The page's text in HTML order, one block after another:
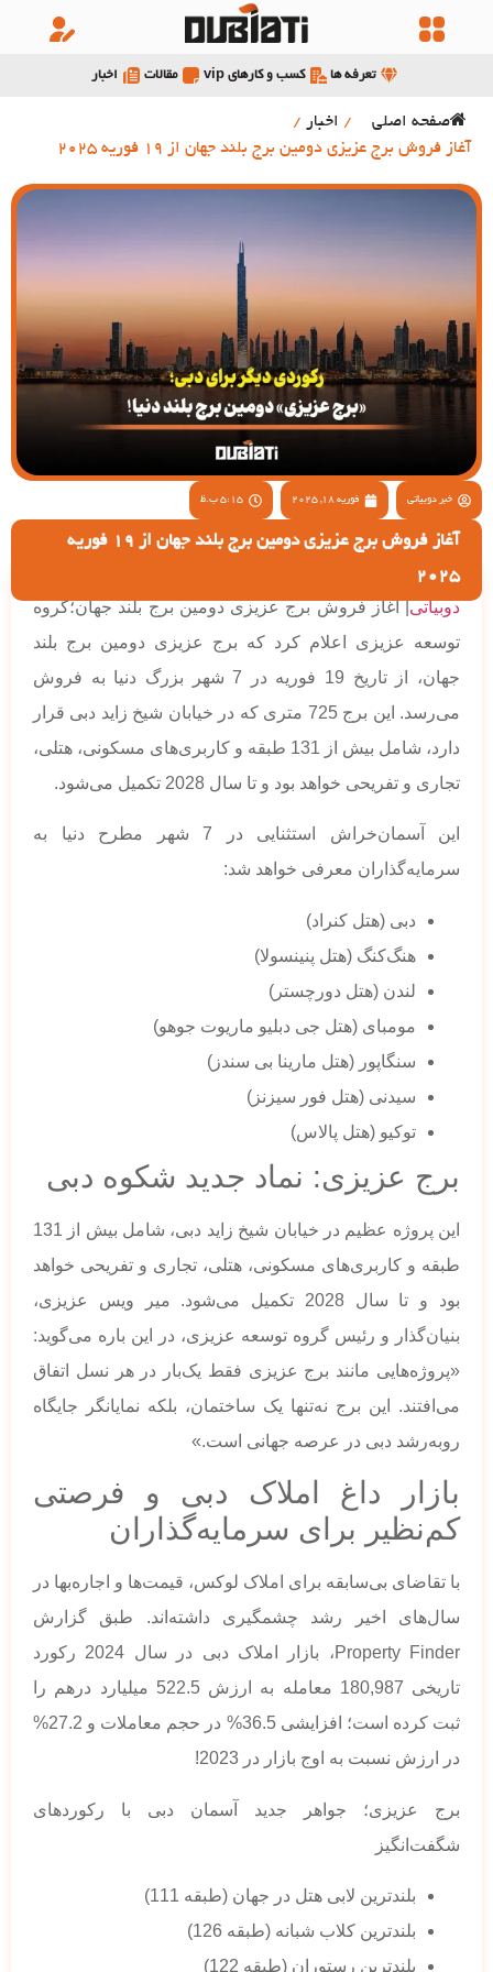
تعرفه ها کسب و کارهای vip مقالات اخبار
صفحه اصلی / اخبار /
آغاز فروش برج عزیزی دومین برج بلند جهان از 19 فوریه 2025
خبر دوبیاتی فوریه 18, 2025 5:15 ب.ظ
آغاز فروش برج عزیزی دومین برج بلند جهان از 19 فوریه
2025
دوبیاتی| آغاز فروش برج عزیزی دومین برج بلند جهان؛گروه
توسعه عزیزی اعلام کرد که برج عزیزی دومین برج بلند
جهان، از تاریخ 19 فوریه در 7 شهر بزرگ دنیا به فروش
می‌رسد. این برج 725 متری که در خیابان شیخ زاید دبی قرار
دارد، شامل بیش از 131 طبقه و کاربری‌های مسکونی، هتلی،
تجاری و تفریحی خواهد بود و تا سال 2028 تکمیل می‌شود.
این آسمان‌خراش استثنایی در 7 شهر مطرح دنیا به
سرمایه‌گذاران معرفی خواهد شد:
دبی (هتل کنراد)
هنگ‌کنگ (هتل پنینسولا)
لندن (هتل دورچستر)
مومبای (هتل جی دبلیو ماریوت جوهو)
سنگاپور (هتل مارینا بی سندز)
سیدنی (هتل فور سیزنز)
توکیو (هتل پالاس)
برج عزیزی: نماد جدید شکوه دبی
این پروژه عظیم در خیابان شیخ زاید دبی، شامل بیش از 131
طبقه و کاربری‌های مسکونی، هتلی، تجاری و تفریحی خواهد
بود و تا سال 2028 تکمیل می‌شود. میر ویس عزیزی،
بنیان‌گذار و رئیس گروه توسعه عزیزی، در این باره می‌گوید:
«پروژه‌هایی مانند برج عزیزی فقط یک‌بار در هر نسل اتفاق
می‌افتند. این برج نه‌تنها یک ساختمان، بلکه نمایانگر جایگاه
رو‌به‌رشد دبی در عرصه جهانی است.»
بازار داغ املاک دبی و فرصتی
کم‌نظیر برای سرمایه‌گذاران
با تقاضای بی‌سابقه برای املاک لوکس، قیمت‌ها و اجاره‌بها در
سال‌های اخیر رشد چشمگیری داشته‌اند. طبق گزارش
Property Finder، بازار املاک دبی در سال 2024 رکورد
تاریخی 180,987 معامله به ارزش 522.5 میلیارد درهم را
ثبت کرده است؛ افزایشی 36.5% در حجم معاملات و 27.2%
در ارزش نسبت به اوج بازار در 2023!
برج عزیزی؛ جواهر جدید آسمان دبی با رکوردهای
شگفت‌انگیز
بلندترین لابی هتل در جهان (طبقه 111)
بلندترین کلاب شبانه (طبقه 126)
بلندترین رستوران (طبقه 122)